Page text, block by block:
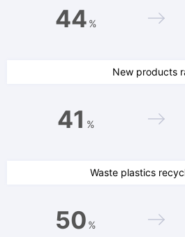
44 %
New products
41 %
Waste plastics
50 %